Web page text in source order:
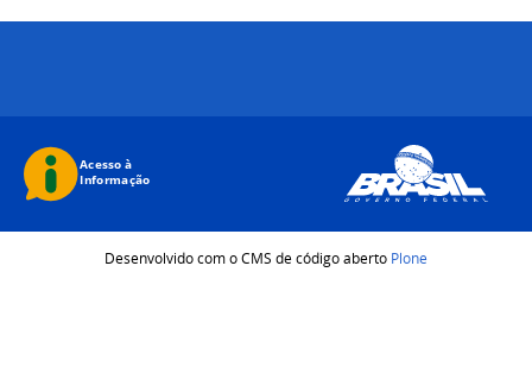
Desenvolvido com o CMS de código aberto Plone